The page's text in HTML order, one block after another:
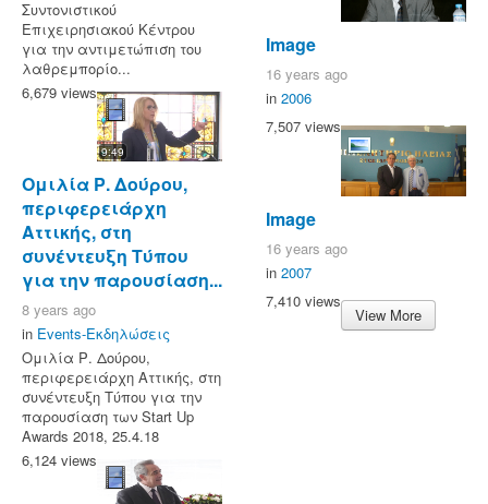
Συντονιστικού
Επιχειρησιακού Κέντρου
για την αντιμετώπιση του
λαθρεμπορίο...
6,679 views
9:49
Ομιλία Ρ. Δούρου,
περιφερειάρχη
Αττικής, στη
συνέντευξη Τύπου
για την παρουσίαση...
8 years ago
in Events-Εκδηλώσεις
Ομιλία Ρ. Δούρου,
περιφερειάρχη Αττικής, στη
συνέντευξη Τύπου για την
παρουσίαση των Start Up
Awards 2018, 25.4.18
6,124 views
Image
16 years ago
in 2006
7,507 views
Image
16 years ago
in 2007
7,410 views
View More